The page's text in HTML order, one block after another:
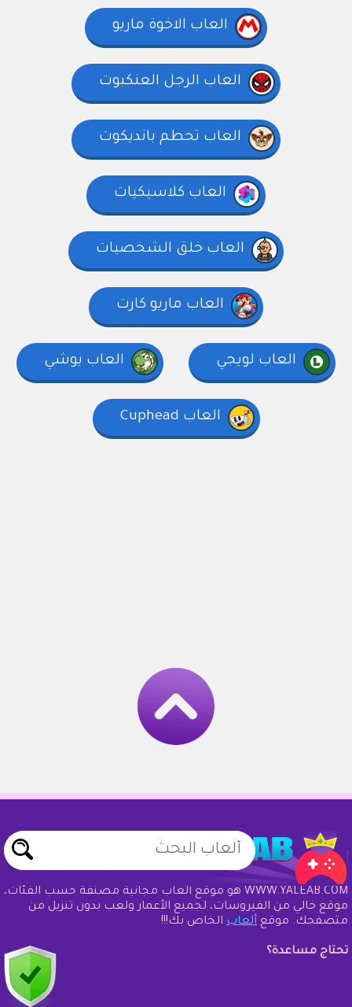
العاب الاخوة ماريو
العاب الرجل العنكبوت
العاب تحطم بانديكوت
العاب كلاسيكيات
العاب خلق الشخصيات
العاب ماريو كارت
العاب لويجي العاب يوشي
العاب Cuphead
WWW.YALEAB.COM هو موقع ألعاب مجانية مصنفة حسب الفئات،
موقع خالي من الفيروسات، لجميع الأعمار ولعب بدون تنزيل من
متصفحك. موقع ألعاب الخاص بك!!!
تحتاج مساعدة؟